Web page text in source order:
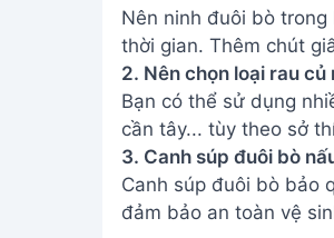
Chúc bạn thành công
Hãy cùng gia đình
quên chia sẻ thành